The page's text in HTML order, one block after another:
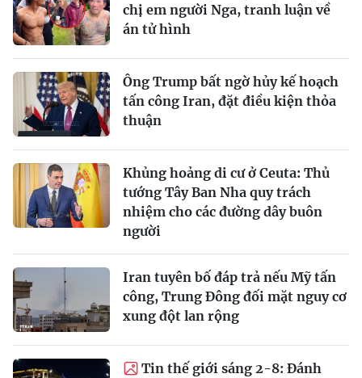
chị em người Nga, tranh luận về
án tử hình
Ông Trump bất ngờ hủy kế hoạch
tấn công Iran, đặt điều kiện thỏa
thuận
Khủng hoảng di cư ở Ceuta: Thủ
tướng Tây Ban Nha quy trách
nhiệm cho các đường dây buôn
người
Iran tuyên bố đáp trả nếu Mỹ tấn
công, Trung Đông đối mặt nguy cơ
xung đột lan rộng
Tin thế giới sáng 2-8: Đánh